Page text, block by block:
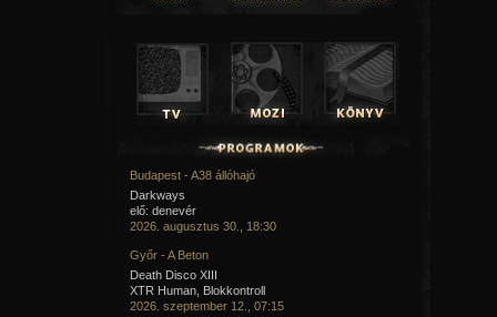
Budapest - A38 állóhajó
Darkways
elő: denevér
2026. augusztus 30., 18:30
Győr - A Beton
Death Disco XIII
XTR Human, Blokkontroll
2026. szeptember 12., 07:15